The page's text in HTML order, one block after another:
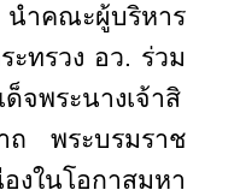
ำคณะผู้บริหาร
ะทรวง อว. ร่วม
จพระนางเจ้าสิ
ถ พระบรมราช
นโอกาสมหา